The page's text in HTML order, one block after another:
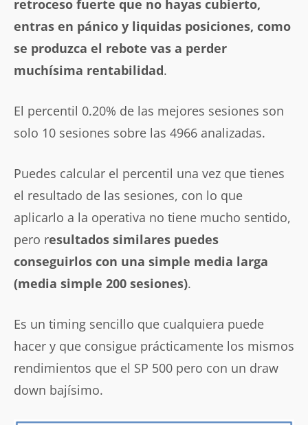
retroceso fuerte que no hayas cubierto,
entras en pánico y liquidas posiciones, como
se produzca el rebote vas a perder
muchísima rentabilidad.
El percentil 0.20% de las mejores sesiones son
solo 10 sesiones sobre las 4966 analizadas.
Puedes calcular el percentil una vez que tienes
el resultado de las sesiones, con lo que
aplicarlo a la operativa no tiene mucho sentido,
pero resultados similares puedes
conseguirlos con una simple media larga
(media simple 200 sesiones).
Es un timing sencillo que cualquiera puede
hacer y que consigue prácticamente los mismos
rendimientos que el SP 500 pero con un draw
down bajísimo.